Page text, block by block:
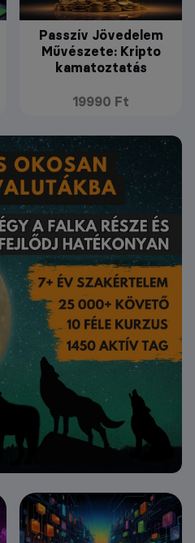
Passzív Jövedelem
Művészete: Kripto
kamatoztatás
19990 Ft